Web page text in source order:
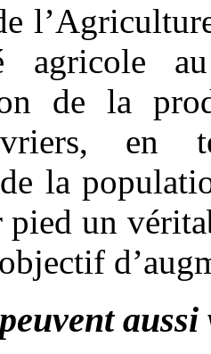
agricole
de la
en
la
pied un